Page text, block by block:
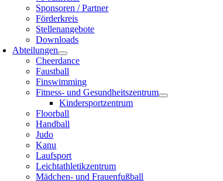
Sponsoren / Partner
Förderkreis
Stellenangebote
Downloads
Abteilungen
Cheerdance
Faustball
Finswimming
Fitness- und Gesundheitszentrum
Kindersportzentrum
Floorball
Handball
Judo
Kanu
Laufsport
Leichtathletikzentrum
Mädchen- und Frauenfußball